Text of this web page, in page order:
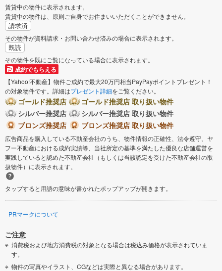
賃貸中の物件に表示されます。
賃貸中の物件は、原則ご自身でお住まいいただくことができません。
請求済
その物件が資料請求・お問い合わせ済みの場合に表示されます。
既読
その物件を既にご覧になっている場合に表示されます。
成約でもらえる
【Yahoo!不動産】物件ご成約で最大20万円相当PayPayポイントプレゼント！
の対象物件です。詳細はプレゼント詳細をご覧ください。
ゴールド推奨店
ゴールド推奨店 取り扱い物件
シルバー推奨店
シルバー推奨店 取り扱い物件
ブロンズ推奨店
ブロンズ推奨店 取り扱い物件
広告商品を購入している不動産会社のうち、物件情報の正確性、法令遵守、ヤ
フー不動産における成約実績等、当社所定の基準を満たした優良な店舗運営を
実践していると認めた不動産会社（もしくは当該認定を受けた不動産会社の取
扱物件）に表示されます。
タップすると用語の意味が書かれたポップアップが開きます。
PRマークについて
ご注意
消費税および地方消費税の対象となる場合は税込み価格が表示されていま
す。
物件の写真やイラスト、CGなどは実際と異なる場合があります。